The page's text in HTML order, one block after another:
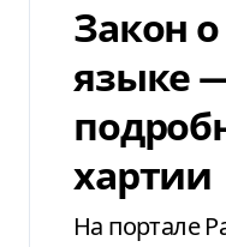
Закон
языке
хартии
На портале